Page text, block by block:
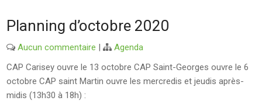
Planning d’octobre 2020
Aucun commentaire |
Agenda
CAP Carisey ouvre le 13 octobre CAP Saint-Georges ouvre le 6
octobre CAP saint Martin ouvre les mercredis et jeudis après-
midis (13h30 à 18h) :